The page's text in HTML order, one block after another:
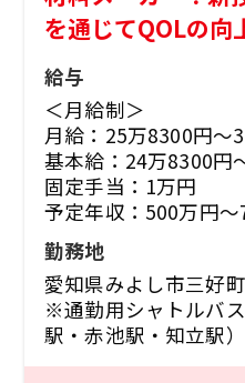
を通じてQOLの向
給与
＜月給制＞
月給：25万8300円～
基本給：24万8300円
固定手当：1万円
予定年収：500万円～
勤務地
愛知県みよし市三好
※通勤用シャトルバ
駅・赤池駅・知立駅）